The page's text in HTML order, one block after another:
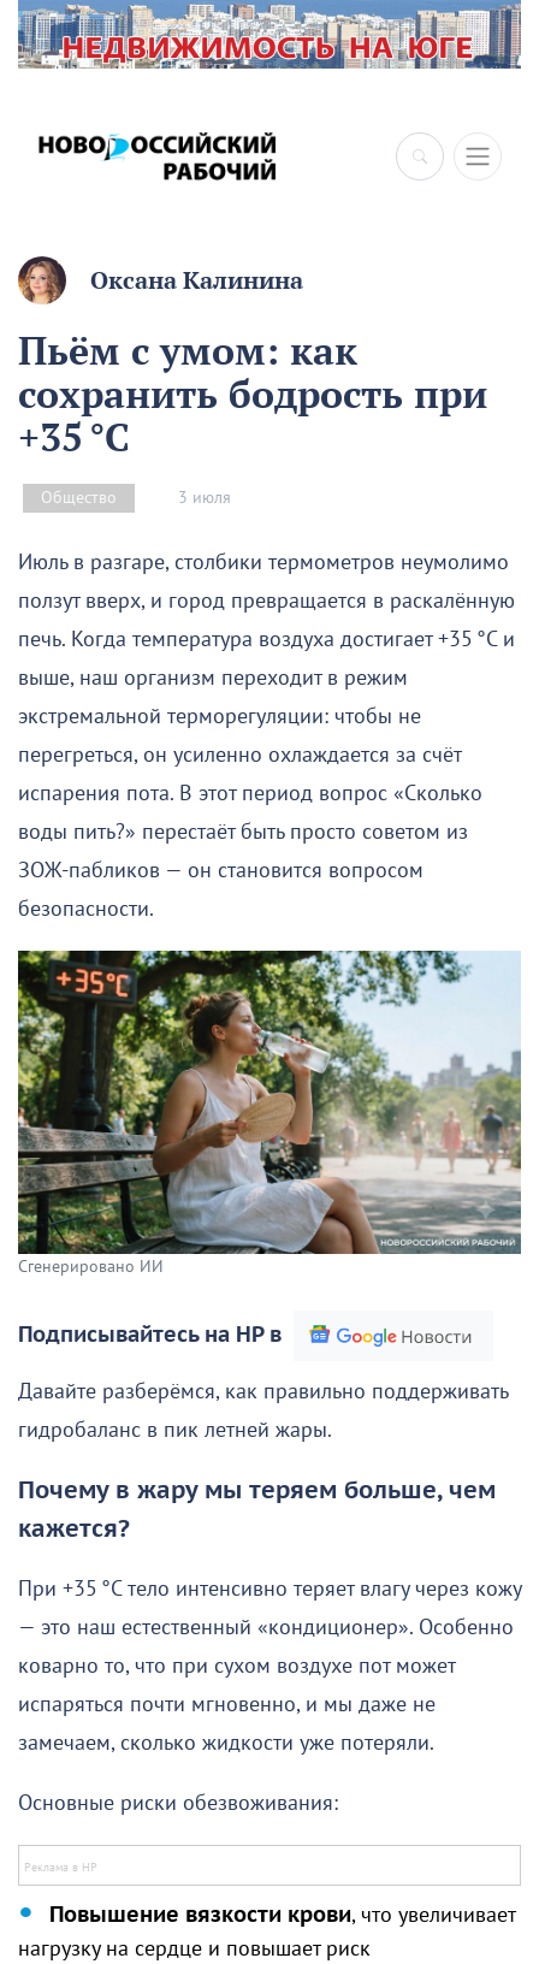
×
Оксана Калинина
Пьём с умом: как
сохранить бодрость при
+35 °C
Общество 3 июля
Июль в разгаре, столбики термометров неумолимо
ползут вверх, и город превращается в раскалённую
печь. Когда температура воздуха достигает +35 °C и
выше, наш организм переходит в режим
экстремальной терморегуляции: чтобы не
перегреться, он усиленно охлаждается за счёт
испарения пота. В этот период вопрос «Сколько
воды пить?» перестаёт быть просто советом из
ЗОЖ-пабликов — он становится вопросом
безопасности.
Сгенерировано ИИ
Подписывайтесь на НР в
Давайте разберёмся, как правильно поддерживать
гидробаланс в пик летней жары.
Почему в жару мы теряем больше, чем
кажется?
При +35 °C тело интенсивно теряет влагу через кожу
— это наш естественный «кондиционер». Особенно
коварно то, что при сухом воздухе пот может
испаряться почти мгновенно, и мы даже не
замечаем, сколько жидкости уже потеряли.
Основные риски обезвоживания:
Повышение вязкости крови, что увеличивает
нагрузку на сердце и повышает риск